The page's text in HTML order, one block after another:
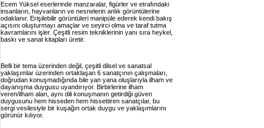
Ecem Yüksel eserlerinde manzaralar, figürler ve etrafındaki
insanların, hayvanların ve nesnelerin anlık görüntülerine
odaklanır. Erişilebilir görüntüleri manipüle ederek kendi bakış
açısını oluşturmayı amaçlar ve seyirci olma ve taraf tutma
kavramlarını işler. Çeşitli resim tekniklerinin yanı sıra heykel,
baskı ve sanat kitapları üretir.
Belli bir tema üzerinden değil, çeşitli dilsel ve sanatsal
yaklaşımlar üzerinden ortaklaşan 6 sanatçının çalışmaları,
doğrudan konuşmadığında bile yan yana oluşlarıyla ilham ve
dayanışma duygusu uyandırıyor. Birbirlerine ilham
veren/ilham alan, aynı dili konuşmanın getirdiği güven
duygusunu hem hisseden hem hissettiren sanatçılar, bu
sergi vesilesiyle bir kuşağın ortak duygu ve yaklaşımlarını
görünür kılıyor.